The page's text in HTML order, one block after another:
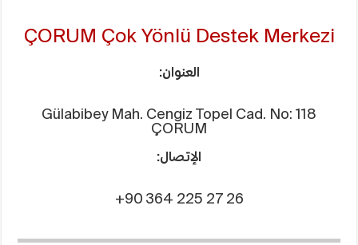
ÇORUM Çok Yönlü Destek Merkezi
العنوان:
Gülabibey Mah. Cengiz Topel Cad. No: 118
ÇORUM
الإتصال:
+90 364 225 27 26